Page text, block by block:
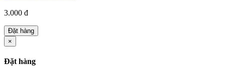
3.000 đ
Đặt hàng
×
Đặt hàng